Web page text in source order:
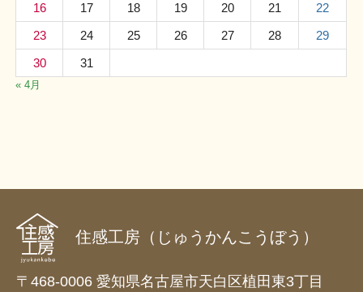
16
17 18 19 20 21
22
23
24 25 26 27 28
29
30
31
« 4月
住感工房（じゅうかんこうぼう）
〒468-0006 愛知県名古屋市天白区植田東3丁目